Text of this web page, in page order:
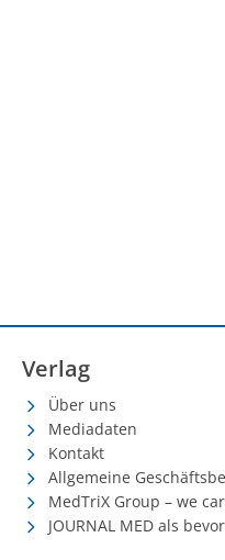
Verlag
Über uns
Mediadaten
Kontakt
Allgemeine
MedTriX Group – we
JOURNAL MED als